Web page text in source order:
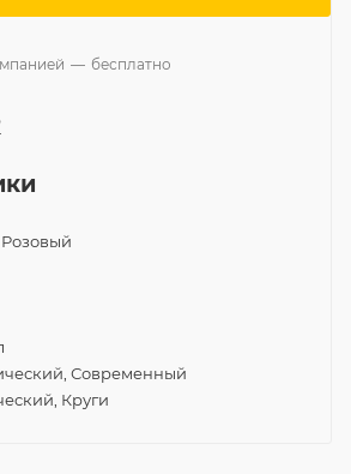
— бесплатно
Современный
Круги